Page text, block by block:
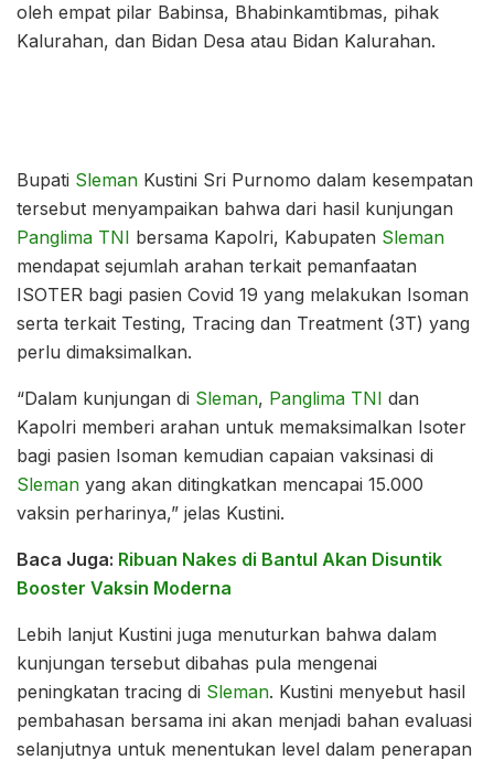
oleh empat pilar Babinsa, Bhabinkamtibmas, pihak
Kalurahan, dan Bidan Desa atau Bidan Kalurahan.
Bupati Sleman Kustini Sri Purnomo dalam kesempatan
tersebut menyampaikan bahwa dari hasil kunjungan
Panglima TNI bersama Kapolri, Kabupaten Sleman
mendapat sejumlah arahan terkait pemanfaatan
ISOTER bagi pasien Covid 19 yang melakukan Isoman
serta terkait Testing, Tracing dan Treatment (3T) yang
perlu dimaksimalkan.
“Dalam kunjungan di Sleman, Panglima TNI dan
Kapolri memberi arahan untuk memaksimalkan Isoter
bagi pasien Isoman kemudian capaian vaksinasi di
Sleman yang akan ditingkatkan mencapai 15.000
vaksin perharinya,” jelas Kustini.
Baca Juga: Ribuan Nakes di Bantul Akan Disuntik
Booster Vaksin Moderna
Lebih lanjut Kustini juga menuturkan bahwa dalam
kunjungan tersebut dibahas pula mengenai
peningkatan tracing di Sleman. Kustini menyebut hasil
pembahasan bersama ini akan menjadi bahan evaluasi
selanjutnya untuk menentukan level dalam penerapan